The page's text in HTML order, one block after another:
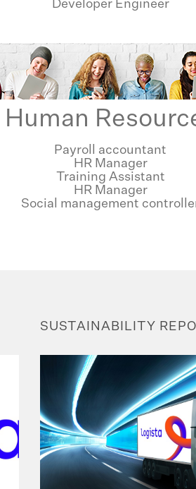
Developer Engineer
Human
Payroll accountant
HR Manager
Training Assistant
HR Manager
Social management
SUSTAINABILITY